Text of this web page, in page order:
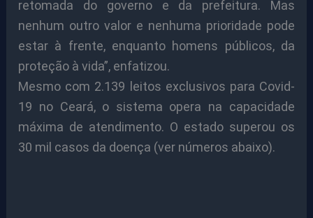
retomada do governo e da prefeitura. Mas
nenhum outro valor e nenhuma prioridade pode
estar à frente, enquanto homens públicos, da
proteção à vida”, enfatizou.
Mesmo com 2.139 leitos exclusivos para Covid-
19 no Ceará, o sistema opera na capacidade
máxima de atendimento. O estado superou os
30 mil casos da doença (ver números abaixo).